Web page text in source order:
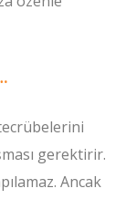
gerektirir.
Ancak